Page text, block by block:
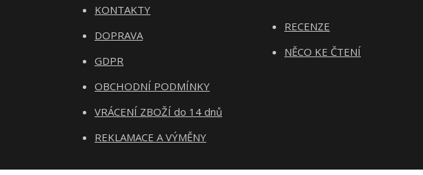
KONTAKTY
DOPRAVA
GDPR
OBCHODNÍ PODMÍNKY
VRÁCENÍ ZBOŽÍ do 14 dnů
REKLAMACE A VÝMĚNY
RECENZE
NĚCO KE ČTENÍ